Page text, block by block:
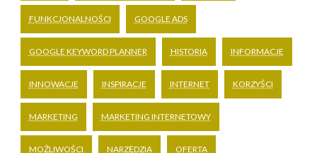
FUNKCJONALNOŚCI GOOGLE ADS
GOOGLE KEYWORD PLANNER HISTORIA INFORMACJE
INNOWACJE INSPIRACJE INTERNET KORZYŚCI
MARKETING MARKETING INTERNETOWY
MOŻLIWOŚCI NARZĘDZIA OFERTA